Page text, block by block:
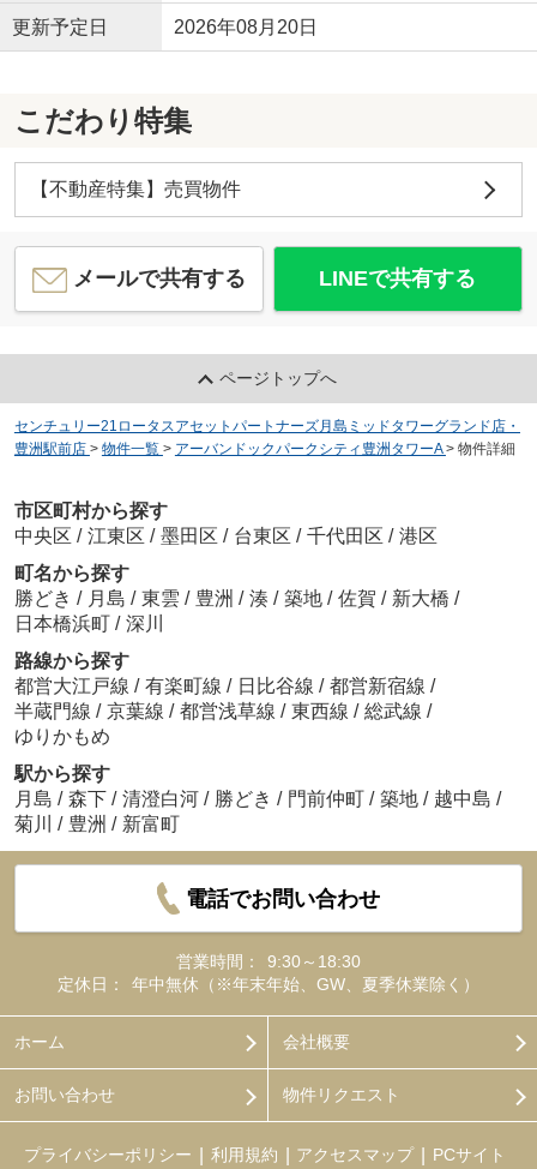
更新予定日 2026年08月20日
こだわり特集
【不動産特集】売買物件
メールで共有する LINEで共有する
ページトップへ
センチュリー21ロータスアセットパートナーズ月島ミッドタワーグランド店・
豊洲駅前店 > 物件一覧 > アーバンドックパークシティ豊洲タワーA > 物件詳細
市区町村から探す
中央区 / 江東区 / 墨田区 / 台東区 / 千代田区 / 港区
町名から探す
勝どき / 月島 / 東雲 / 豊洲 / 湊 / 築地 / 佐賀 / 新大橋 /
日本橋浜町 / 深川
路線から探す
都営大江戸線 / 有楽町線 / 日比谷線 / 都営新宿線 /
半蔵門線 / 京葉線 / 都営浅草線 / 東西線 / 総武線 /
ゆりかもめ
駅から探す
月島 / 森下 / 清澄白河 / 勝どき / 門前仲町 / 築地 / 越中島 /
菊川
/ 豊洲 / 新富町
電話でお問い合わせ
営業時間：
9:30～18:30
定休日：
年中無休（※年末年始、GW、夏季休業除く）
ホーム 会社概要
お問い合わせ 物件リクエスト
プライバシーポリシー 利用規約 アクセスマップ PCサイト